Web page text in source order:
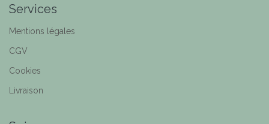
Services
Mentions légales
CGV
Cookies
Livraison